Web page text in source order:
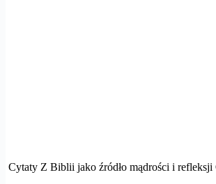
Cytaty Z Biblii jako źródło mądrości i